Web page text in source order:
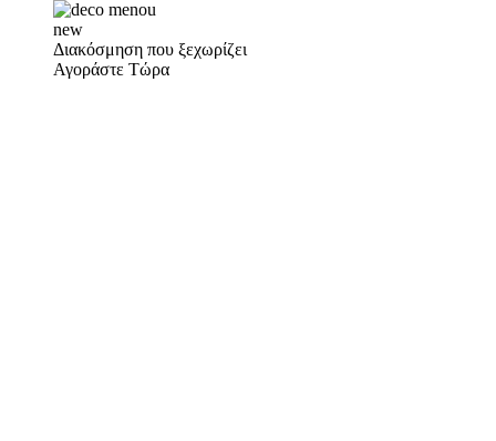
new
Διακόσμηση που ξεχωρίζει
Αγοράστε Τώρα